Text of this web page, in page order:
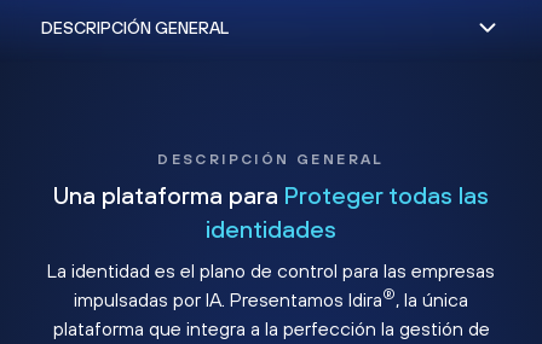
DESCRIPCIÓN GENERAL
Una plataforma para Proteger todas las
identidades
La identidad es el plano de control para las empresas
impulsadas por IA. Presentamos Idira®, la única
plataforma que integra a la perfección la gestión de